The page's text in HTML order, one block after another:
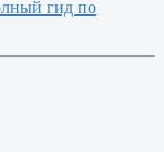
гид по